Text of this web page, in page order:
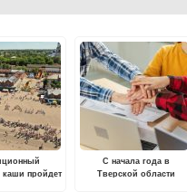
каши пройдет
С начала года в
Тверской области